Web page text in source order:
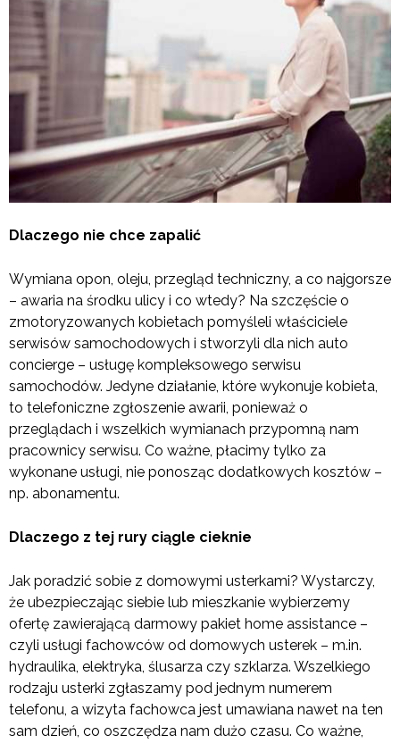
Dlaczego nie chce zapalić
Wymiana opon, oleju, przegląd techniczny, a co najgorsze
– awaria na środku ulicy i co wtedy? Na szczęście o
zmotoryzowanych kobietach pomyśleli właściciele
serwisów samochodowych i stworzyli dla nich auto
concierge – usługę kompleksowego serwisu
samochodów. Jedyne działanie, które wykonuje kobieta,
to telefoniczne zgłoszenie awarii, ponieważ o
przeglądach i wszelkich wymianach przypomną nam
pracownicy serwisu. Co ważne, płacimy tylko za
wykonane usługi, nie ponosząc dodatkowych kosztów –
np. abonamentu.
Dlaczego z tej rury ciągle cieknie
Jak poradzić sobie z domowymi usterkami? Wystarczy,
że ubezpieczając siebie lub mieszkanie wybierzemy
ofertę zawierającą darmowy pakiet home assistance –
czyli usługi fachowców od domowych usterek – m.in.
hydraulika, elektryka, ślusarza czy szklarza. Wszelkiego
rodzaju usterki zgłaszamy pod jednym numerem
telefonu, a wizyta fachowca jest umawiana nawet na ten
sam dzień, co oszczędza nam dużo czasu. Co ważne,